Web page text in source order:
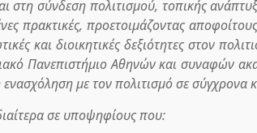
στη σύνδεση πολιτισμού, τοπικής
πρακτικές, προετοιμάζοντας
και διοικητικές δεξιότητες στον
Πανεπιστήμιο Αθηνώνκαι συναφών
ενασχόληση με τον πολιτισμό σε σύγχρονα
σε υποψηφίους που: